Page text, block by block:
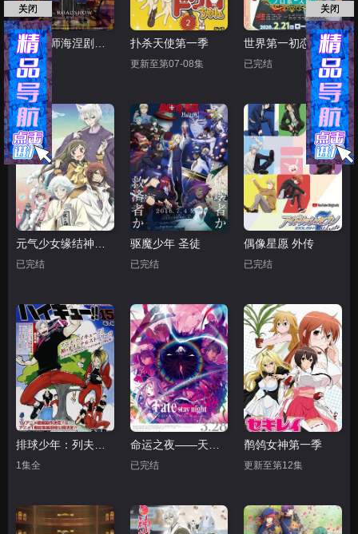
已完结
扑杀天使第一季
更新至第07-08集
世界第一初恋：求婚篇
已完结
已完结
驱魔少年 圣徒
已完结
偶像星愿 外传
已完结
1集全 已完结
鹡鸰女神第一季
更新至第12集
关闭 关闭